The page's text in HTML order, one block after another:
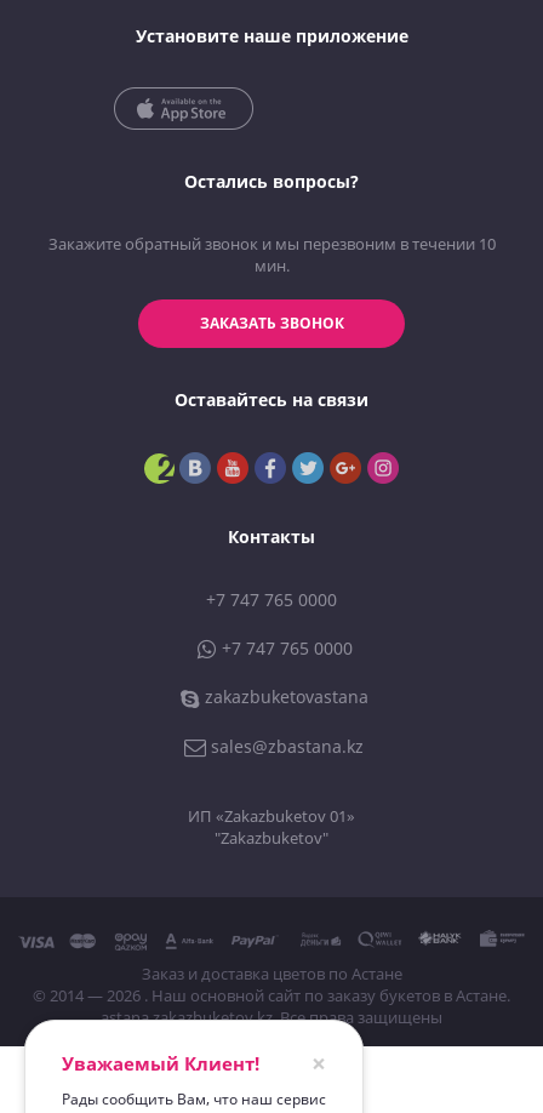
Установите наше приложение
Остались вопросы?
Закажите обратный звонок и мы перезвоним в течении 10
мин.
ЗАКАЗАТЬ ЗВОНОК
Оставайтесь на связи
Контакты
+7 747 765 0000
+7 747 765 0000
zakazbuketovastana
sales@zbastana.kz
ИП «Zakazbuketov 01»
"Zakazbuketov"
Заказ и доставка цветов по Астане
© 2014 — 2026 . Наш основной сайт по заказу букетов в Астане.
astana.zakazbuketov.kz. Все права защищены
Уважаемый Клиент! ×
Рады сообщить Вам, что наш сервис